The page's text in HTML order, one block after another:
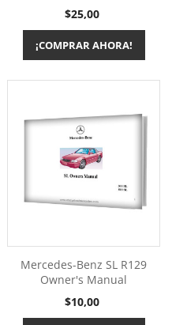
Precio
$25,00
¡COMPRAR AHORA!
Mercedes-Benz SL R129
Owner's Manual
Precio
$10,00